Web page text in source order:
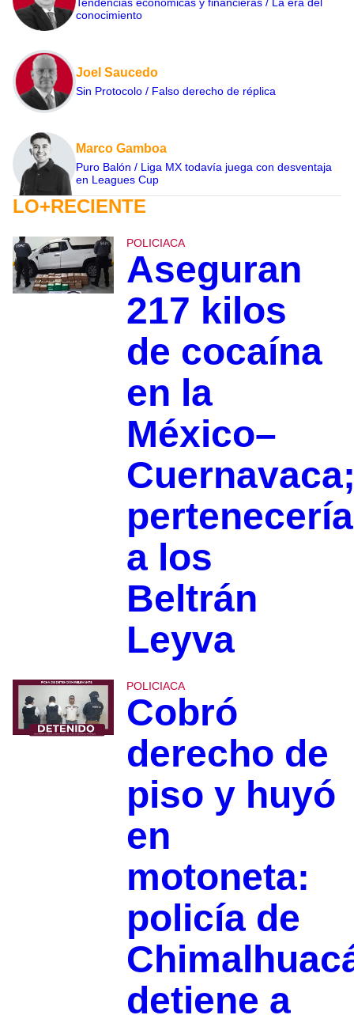
conocimiento
Joel Saucedo
Sin Protocolo / Falso derecho de réplica
Marco Gamboa
Puro Balón / Liga MX todavía juega con desventaja
en Leagues Cup
LO+RECIENTE
POLICIACA
Aseguran
217 kilos
de cocaína
en la
México–
pertenecería
a los
Beltrán
Leyva
POLICIACA
Cobró
derecho de
piso y huyó
en
motoneta:
policía de
detiene a